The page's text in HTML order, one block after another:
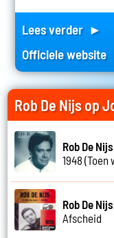
Lees verder ►
Officiele
Rob De Nijs op
Rob De Nijs
1948
Rob De Nijs
Afscheid